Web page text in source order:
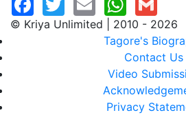
© Kriya Unlimited | 2010 - 2026
Tagore's
Contact Us
Video
Privacy